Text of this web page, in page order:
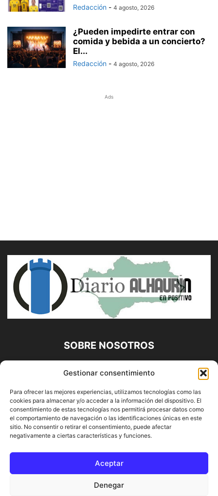
Gestionar consentimiento
Para ofrecer las mejores experiencias, utilizamos tecnologías como las
cookies para almacenar y/o acceder a la información del dispositivo. El
consentimiento de estas tecnologías nos permitirá procesar datos como
el comportamiento de navegación o las identificaciones únicas en este
sitio. No consentir o retirar el consentimiento, puede afectar
negativamente a ciertas características y funciones.
Aceptar
Denegar
Redacción - 4 agosto, 2026
¿Pueden impedirte entrar con
comida y bebida a un concierto?
El...
Redacción - 4 agosto, 2026
Ads
SOBRE NOSOTROS
Diario Alhaurín (www.alhaurindelatorre.com) Propiedad de
Francisco E. López López | 639 95 71 95 | Noticias de
Alhaurín de la Torre, Málaga y Provincia|
Contáctanos:info@alhaurindelatorre.com
SÍGUENOS